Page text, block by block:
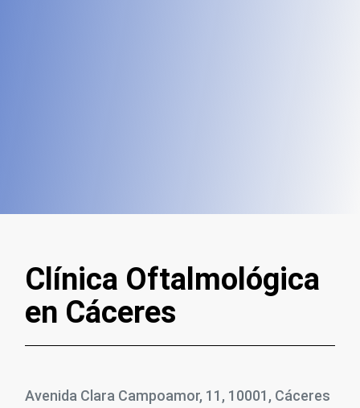
Clínica Oftalmológica
en Cáceres
Avenida Clara Campoamor, 11, 10001, Cáceres